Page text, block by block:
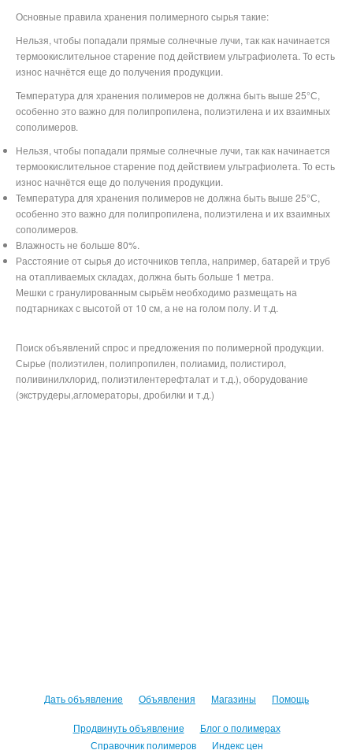
Основные правила хранения полимерного сырья такие:
Нельзя, чтобы попадали прямые солнечные лучи, так как начинается
термоокислительное старение под действием ультрафиолета. То есть
износ начнётся еще до получения продукции.
Температура для хранения полимеров не должна быть выше 25°С,
особенно это важно для полипропилена, полиэтилена и их взаимных
сополимеров.
Нельзя, чтобы попадали прямые солнечные лучи, так как начинается
термоокислительное старение под действием ультрафиолета. То есть
износ начнётся еще до получения продукции.
Температура для хранения полимеров не должна быть выше 25°С,
особенно это важно для полипропилена, полиэтилена и их взаимных
сополимеров.
Влажность не больше 80%.
Расстояние от сырья до источников тепла, например, батарей и труб
на отапливаемых складах, должна быть больше 1 метра.
Мешки с гранулированным сырьём необходимо размещать на
подтарниках с высотой от 10 см, а не на голом полу. И т.д.
Поиск объявлений спрос и предложения по полимерной продукции.
Сырье (полиэтилен, полипропилен, полиамид, полистирол,
поливинилхлорид, полиэтилентерефталат и т.д.), оборудование
(экструдеры,агломераторы, дробилки и т.д.)
Дать объявление Объявления Магазины Помощь
Продвинуть объявление
Блог о полимерах
Справочник полимеров
Индекс цен